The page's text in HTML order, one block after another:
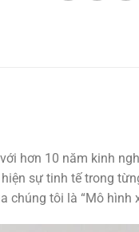
hơn 10 năm kinh
sự tinh tế trong
tôi là “Mô hình